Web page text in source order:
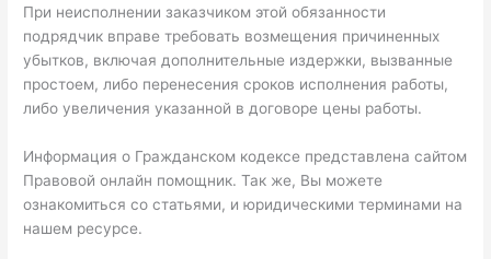
При неисполнении заказчиком этой обязанности
подрядчик вправе требовать возмещения причиненных
убытков, включая дополнительные издержки, вызванные
простоем, либо перенесения сроков исполнения работы,
либо увеличения указанной в договоре цены работы.
Информация о Гражданском кодексе представлена сайтом
Правовой онлайн помощник. Так же, Вы можете
ознакомиться со статьями, и юридическими терминами на
нашем ресурсе.